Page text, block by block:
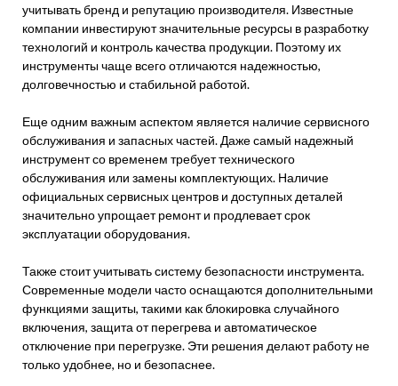
учитывать бренд и репутацию производителя. Известные
компании инвестируют значительные ресурсы в разработку
технологий и контроль качества продукции. Поэтому их
инструменты чаще всего отличаются надежностью,
долговечностью и стабильной работой.
Еще одним важным аспектом является наличие сервисного
обслуживания и запасных частей. Даже самый надежный
инструмент со временем требует технического
обслуживания или замены комплектующих. Наличие
официальных сервисных центров и доступных деталей
значительно упрощает ремонт и продлевает срок
эксплуатации оборудования.
Также стоит учитывать систему безопасности инструмента.
Современные модели часто оснащаются дополнительными
функциями защиты, такими как блокировка случайного
включения, защита от перегрева и автоматическое
отключение при перегрузке. Эти решения делают работу не
только удобнее, но и безопаснее.